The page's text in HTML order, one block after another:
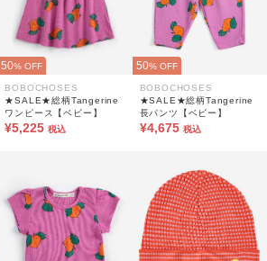
50% OFF
BOBOCHOSES
★SALE★総柄Tangerine
ワンピース【ベビー】
¥5,225 税込
50% OFF
BOBOCHOSES
★SALE★総柄Tangerine
長パンツ【ベビー】
¥4,675 税込